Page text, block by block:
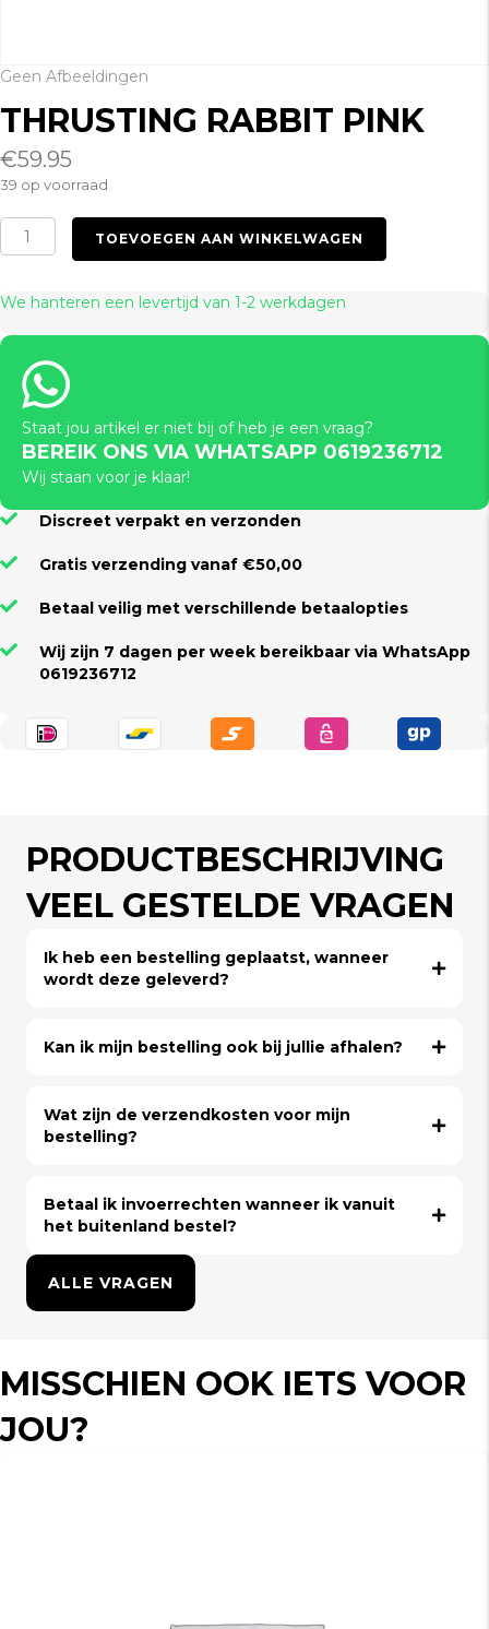
Geen Afbeeldingen
THRUSTING RABBIT PINK
€59.95
39 op voorraad
Thrusting
Rabbit
aantal
TOEVOEGEN AAN WINKELWAGEN
We hanteren een levertijd van 1-2 werkdagen
Staat jou artikel er niet bij of heb je een vraag?
BEREIK ONS VIA WHATSAPP 0619236712
Wij staan voor je klaar!
Discreet verpakt en verzonden
Gratis verzending vanaf €50,00
Betaal veilig met verschillende betaalopties
Wij zijn 7 dagen per week bereikbaar via WhatsApp
0619236712
PRODUCTBESCHRIJVING
VEEL GESTELDE VRAGEN
Ik heb een bestelling geplaatst, wanneer
wordt deze geleverd?
Kan ik mijn bestelling ook bij jullie afhalen?
Wat zijn de verzendkosten voor mijn
bestelling?
Betaal ik invoerrechten wanneer ik vanuit
het buitenland bestel?
ALLE VRAGEN
MISSCHIEN OOK IETS VOOR
JOU?